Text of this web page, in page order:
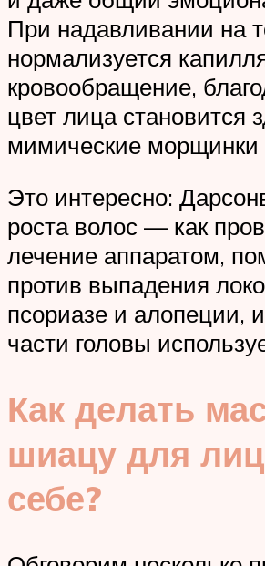
При надавливании на
нормализуется
кровообращение,
цвет лица становится
мимические морщинки
Это интересно:
роста волос — как
лечение аппаратом,
против выпадения
псориазе и алопеции,
части головы
Как делать
шиацу для
себе?